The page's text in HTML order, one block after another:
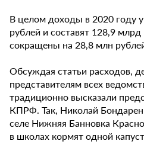
В целом доходы в 2020 году
рублей и составят 128,9
сокращены на 28,8 млн
Обсуждая статьи расходов,
представителям всех
традиционно высказали
КПРФ. Так, Николай
селе Нижняя Банновка
в школах кормят одной